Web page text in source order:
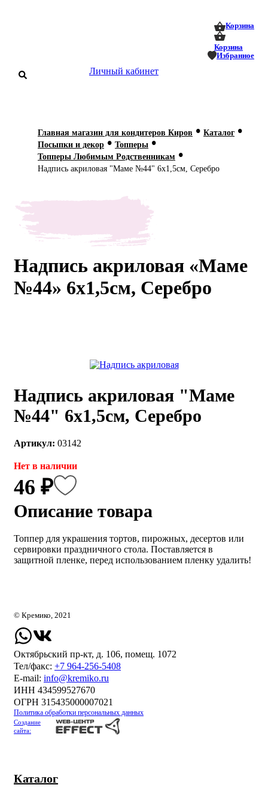
Корзина
Корзина
Избранное
Личный кабинет
О нас
Мастер-
классы
256-54-
Главная магазин для кондитеров Киров • Каталог •
Посыпки и декор • Топперы •
Топперы Любимым Родственникам •
Надпись акриловая "Маме №44" 6х1,5см, Серебро
Надпись акриловая «Маме
№44» 6х1,5см, Серебро
Надпись акриловая "Маме
№44" 6х1,5см, Серебро
Артикул: 03142
Нет в наличии
46 ₽
Описание товара
Топпер для украшения тортов, пирожных, десертов или
сервировки праздничного стола. Поставляется в
защитной пленке, перед использованием пленку удалить!
Каталог
© Кремико, 2021
Октябрьский пр-кт, д. 106, помещ. 1072
Тел/факс: +7 964-256-5408
Е-mail: info@kremiko.ru
ИНН 434599527670
ОГРН 315435000007021
Политика обработки персональных данных
Создание
сайта: